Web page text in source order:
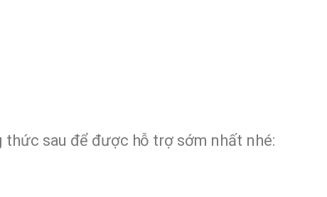
sau để được hỗ trợ sớm nhất nhé: